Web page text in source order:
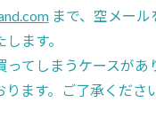
まで、空メール
ます。
てしまうケースがあ
ます。ご了承くださ